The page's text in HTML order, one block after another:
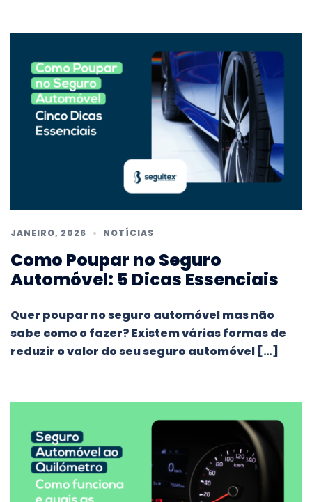
JANEIRO, 2026 NOTÍCIAS
Como Poupar no Seguro
Automóvel: 5 Dicas Essenciais
Quer poupar no seguro automóvel mas não
sabe como o fazer? Existem várias formas de
reduzir o valor do seu seguro automóvel […]